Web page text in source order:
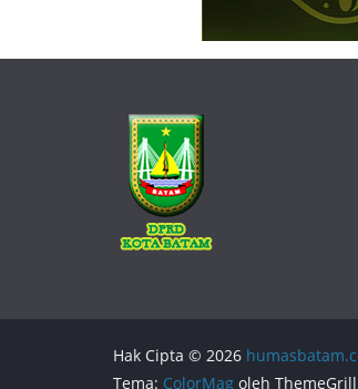
Hak Cipta © 2026
Tema: ColorMag oleh